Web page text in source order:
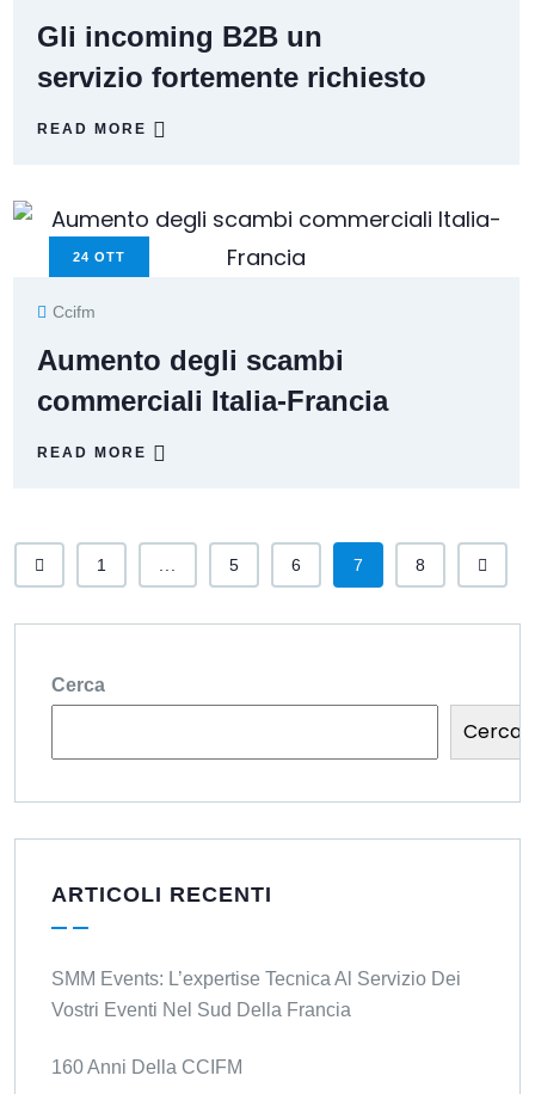
Gli incoming B2B un
servizio fortemente richiesto
READ MORE
24 OTT
Ccifm
Aumento degli scambi
commerciali Italia-Francia
READ MORE
1 5 6 7 8
Cerca
Cerca
ARTICOLI RECENTI
SMM Events: L’expertise Tecnica Al Servizio Dei
Vostri Eventi Nel Sud Della Francia
160 Anni Della CCIFM